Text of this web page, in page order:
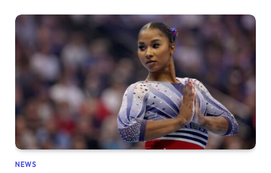
NEWS